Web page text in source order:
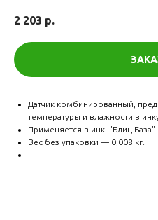
2 203 р.
Датчик комбинированный,
температуры и влажности в
Применяется в инк. "Блиц-База"
Вес без упаковки — 0,008 кг.